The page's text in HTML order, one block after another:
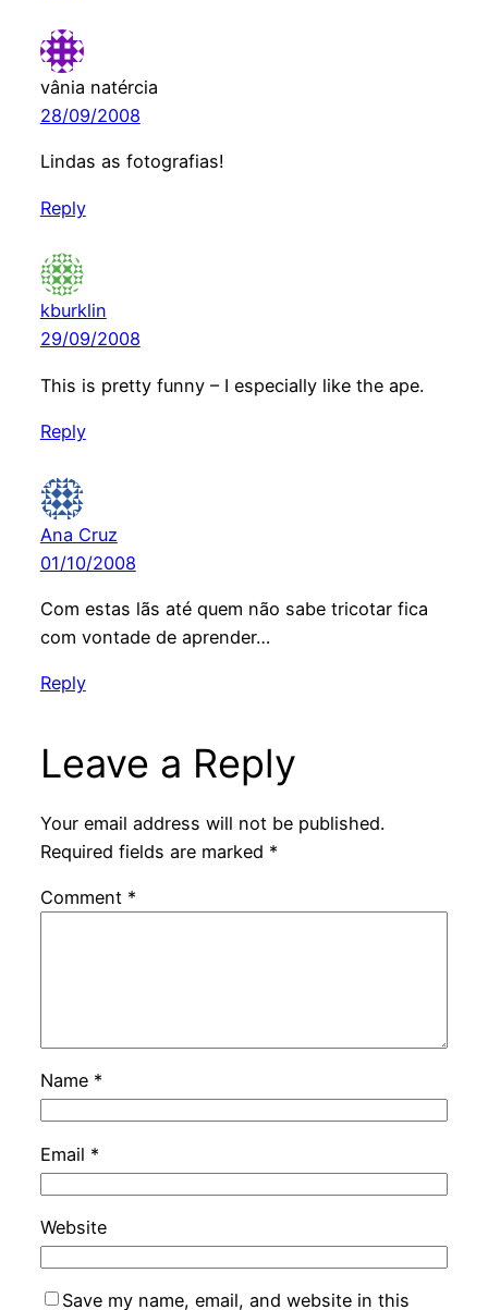
vânia natércia
28/09/2008
Lindas as fotografias!
Reply
kburklin
29/09/2008
This is pretty funny – I especially like the ape.
Reply
Ana Cruz
01/10/2008
Com estas lãs até quem não sabe tricotar fica
com vontade de aprender…
Reply
Leave a Reply
Your email address will not be published.
Required fields are marked *
Comment *
Name *
Email *
Website
Save my name, email, and website in this